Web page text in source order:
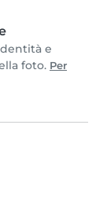
e
foto. Per